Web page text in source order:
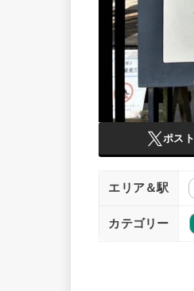
ポスト
エリア＆駅
カテゴリー